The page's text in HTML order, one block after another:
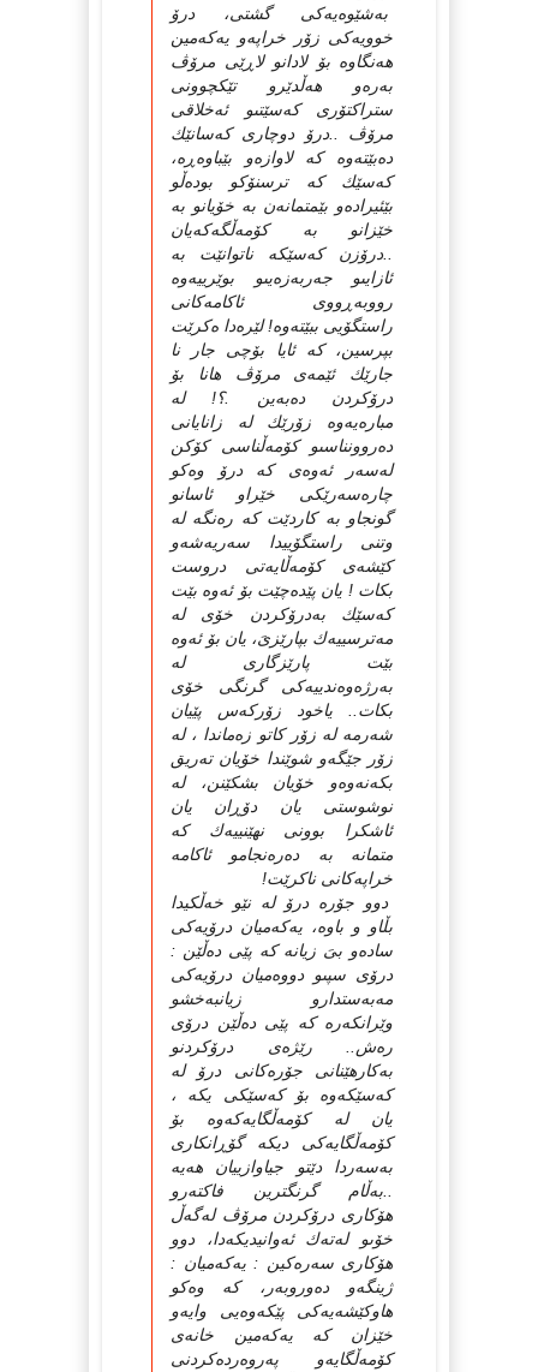
بەشێوەیەكى گشتى، درۆ
خوویەكى زۆر خراپەو یەكەمین
هەنگاوە بۆ لادانو لاڕێى مرۆڤ
بەرەو هەڵدێرو تێكچوونى
ستراكتۆرى كەسێتىو ئەخلاقى
مرۆڤ ..درۆ دوچارى كەسانێك
دەبێتەوە كە لاوازەو بێباوەڕە،
كەسێك كە ترسنۆكو بودەڵو
بێئیرادەو بێمتمانەن بە خۆیانو بە
خێزانو بە كۆمەڵگەكەیان
..درۆزن كەسێكە ناتوانێت بە
ئازایىو جەربەزەیىو بوێرییەوە
رووبەڕووى ئاكامەكانى
راستگۆیى ببێتەوە! لێرەدا ەكرێت
بپرسین، كە ئایا بۆچى جار نا
جارێك ئێمەى مرۆڤ هانا بۆ
درۆكردن دەبەین .؟! لە
مبارەیەوە زۆرێك لە زانایانى
دەروونناسىو كۆمەڵناسى كۆكن
لەسەر ئەوەى كە درۆ وەكو
چارەسەرێكى خێراو ئاسانو
گونجاو بە كاردێت كە رەنگە لە
وتنى راستگۆییدا سەریەشەو
كێشەى كۆمەڵایەتى دروست
بكات ! یان پێدەچێت بۆ ئەوە بێت
كەسێك بەدرۆكردن خۆى لە
مەترسییەك بپارێزىَ، یان بۆ ئەوە
بێت پارێزگارى لە
بەرژەوەندییەكى گرنگى خۆى
بكات.. یاخود زۆركەس پێیان
شەرمە لە زۆر كاتو زەماندا ، لە
زۆر جێگەو شوێندا خۆیان تەریق
بكەنەوەو خۆیان بشكێنن، لە
نوشوستى یان دۆڕان یان
ئاشكرا بوونى نهێنییەك كە
متمانە بە دەرەنجامو ئاكامە
خراپەكانى ناكرێت!
دوو جۆرە درۆ لە نێو خەڵكیدا
بڵاو و باوە، یەكەمیان درۆیەكى
سادەو بىَ زیانە كە پێى دەڵێن :
درۆى سپىو دووەمیان درۆیەكى
مەبەستدارو زیانبەخشو
وێرانكەرە كە پێى دەڵێن درۆى
رەش.. رێژەى درۆكردنو
بەكارهێنانى جۆرەكانى درۆ لە
كەسێكەوە بۆ كەسێكى یكە ،
یان لە كۆمەڵگایەكەوە بۆ
كۆمەڵگایەكى دیكە گۆڕانكارى
بەسەردا دێتو جیاوازییان هەیە
..بەڵام گرنگترین فاكتەرو
هۆكارى درۆكردن مرۆڤ لەگەڵ
خۆىو لەتەك ئەوانیدیكەدا، دوو
هۆكارى سەرەكین : یەكەمیان :
ژینگەو دەوروبەر، كە وەكو
هاوكێشەیەكى پێكەوەیى وایەو
خێزان كە یەكەمین خانەى
كۆمەڵگایەو پەروەردەكردنى